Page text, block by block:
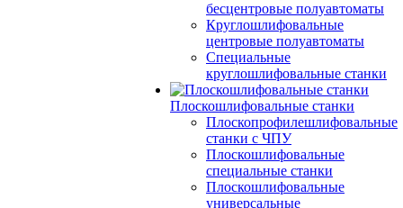
бесцентровые полуавтоматы
Круглошлифовальные
центровые полуавтоматы
Специальные
круглошлифовальные станки
Плоскошлифовальные станки
Плоскопрофилешлифовальные
станки с ЧПУ
Плоскошлифовальные
специальные станки
Плоскошлифовальные
универсальные